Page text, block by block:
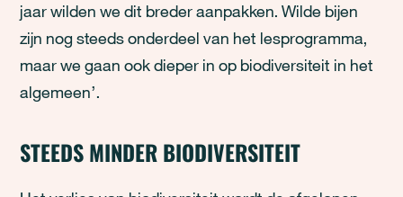
jaar wilden we dit breder aanpakken. Wilde bijen
zijn nog steeds onderdeel van het lesprogramma,
maar we gaan ook dieper in op biodiversiteit in het
algemeen’.
STEEDS MINDER BIODIVERSITEIT